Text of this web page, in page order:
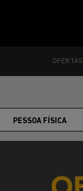
OFERTAS
PESSOA FÍSICA